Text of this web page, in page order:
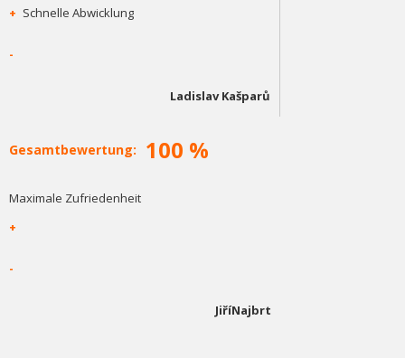
+ Schnelle Abwicklung
-
Ladislav Kašparů
Gesamtbewertung: 100 %
Maximale Zufriedenheit
+
-
JiříNajbrt